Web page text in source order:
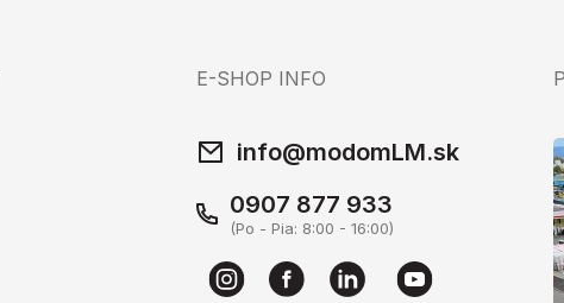
E-SHOP INFO
info@modomLM.sk
0907 877 933
(Po - Pia: 8:00 - 16:00)